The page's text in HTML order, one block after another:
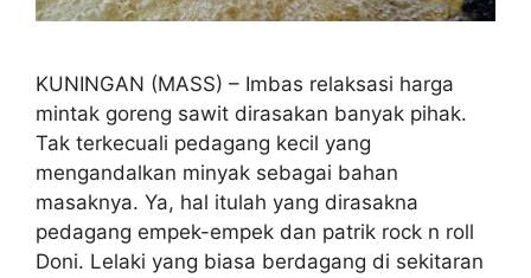
KUNINGAN (MASS) – Imbas relaksasi harga
mintak goreng sawit dirasakan banyak pihak.
Tak terkecuali pedagang kecil yang
mengandalkan minyak sebagai bahan
masaknya. Ya, hal itulah yang dirasakna
pedagang empek-empek dan patrik rock n roll
Doni. Lelaki yang biasa berdagang di sekitaran